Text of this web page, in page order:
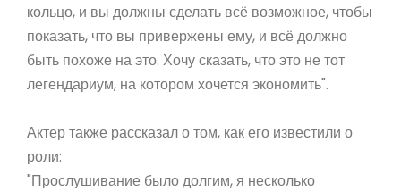
кольцо, и вы должны сделать всё возможное, чтобы
показать, что вы привержены ему, и всё должно
быть похоже на это. Хочу сказать, что это не тот
легендариум, на котором хочется экономить".
Актер также рассказал о том, как его известили о
роли:
"Прослушивание было долгим, я несколько